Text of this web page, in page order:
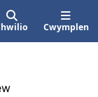
Cwymplen